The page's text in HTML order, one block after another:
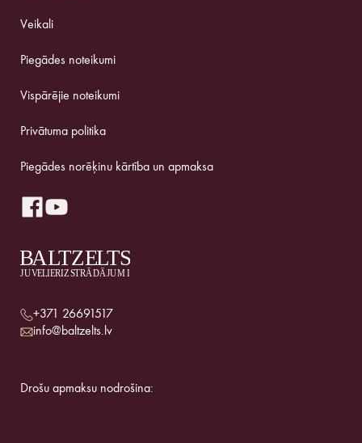
Veikali
Piegādes noteikumi
Vispārējie noteikumi
Privātuma politika
Piegādes norēķinu kārtība un apmaksa
+371 26691517
info@baltzelts.lv
Drošu apmaksu nodrošina: